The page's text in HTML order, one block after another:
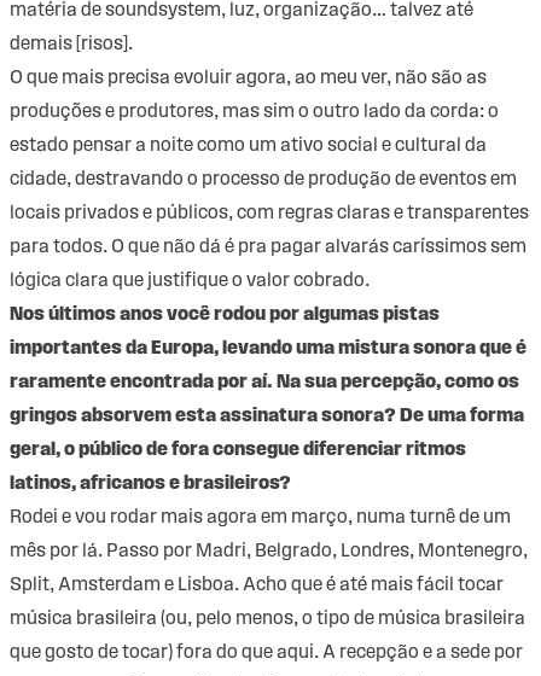
matéria de soundsystem, luz, organização… talvez até
demais [risos].
O que mais precisa evoluir agora, ao meu ver, não são as
produções e produtores, mas sim o outro lado da corda: o
estado pensar a noite como um ativo social e cultural da
cidade, destravando o processo de produção de eventos em
locais privados e públicos, com regras claras e transparentes
para todos. O que não dá é pra pagar alvarás caríssimos sem
lógica clara que justifique o valor cobrado.
Nos últimos anos você rodou por algumas pistas
importantes da Europa, levando uma mistura sonora que é
raramente encontrada por aí. Na sua percepção, como os
gringos absorvem esta assinatura sonora? De uma forma
geral, o público de fora consegue diferenciar ritmos
latinos, africanos e brasileiros?
Rodei e vou rodar mais agora em março, numa turnê de um
mês por lá. Passo por Madri, Belgrado, Londres, Montenegro,
Split, Amsterdam e Lisboa. Acho que é até mais fácil tocar
música brasileira (ou, pelo menos, o tipo de música brasileira
que gosto de tocar) fora do que aqui. A recepção e a sede por